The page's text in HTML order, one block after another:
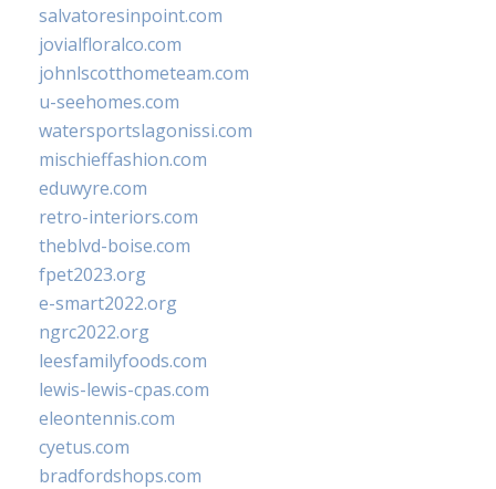
salvatoresinpoint.com
jovialfloralco.com
johnlscotthometeam.com
u-seehomes.com
watersportslagonissi.com
mischieffashion.com
eduwyre.com
retro-interiors.com
theblvd-boise.com
fpet2023.org
e-smart2022.org
ngrc2022.org
leesfamilyfoods.com
lewis-lewis-cpas.com
eleontennis.com
cyetus.com
bradfordshops.com